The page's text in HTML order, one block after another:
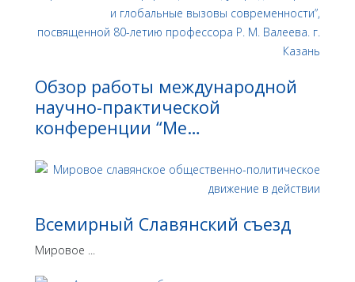
Обзор работы международной
научно-практической
конференции “Ме…
Всемирный Славянский съезд
Мировое ...